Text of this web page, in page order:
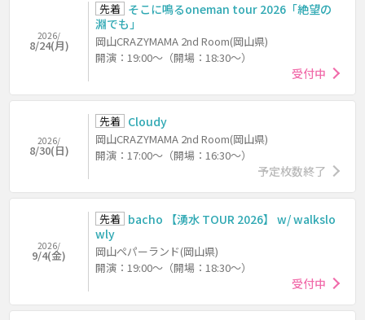
2026/
8/24(月)
先着 そこに鳴るoneman tour 2026「絶望の
淵でも」
岡山CRAZYMAMA 2nd Room(岡山県)
開演：19:00～（開場：18:30～）
受付中
2026/
8/30(日)
先着 Cloudy
岡山CRAZYMAMA 2nd Room(岡山県)
開演：17:00～（開場：16:30～）
予定枚数終了
2026/
9/4(金)
先着 bacho 【湧水 TOUR 2026】 w/ walkslo
wly
岡山ペパーランド(岡山県)
開演：19:00～（開場：18:30～）
受付中